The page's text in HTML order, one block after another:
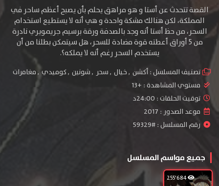
القصة تتحدث عن أستا و هو مراهق يحلم بأن يصبح أعظم ساحر في
المملكة، لكن هنالك مشكة واحدة و هي أنه لا يستطيع استخدام
السحر، من حظ أستا أنه وجد بالصدفة ورقة برسيم جريمويري نادرة
من 5 أوراق أعطته قوة مضادة للسحر، هل سيتمكن بطلنا من أن
يستخدم السحر رغم أنه لا يملكه؟.
تصنيف المسلسل :أكشن ,خيال ,سحر ,شونين ,كوميدي ,مغامرات
مستوي المشاهدة : +13
توقيت الحلقات : 24:00د
موعد الصدور : 2017
رقم المسلسل : #59329
جميع مواسم المسلسل